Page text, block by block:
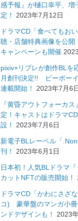
感予報』が樋口幸平、
定！
2023年7月12日
ドラマCD「食べてもお
聴・店舗特典画像を公開
キャンペーンも開催
pixiv×リブレが創作BLを
月創刊決定!! ビーボー
連載開始！
2023年7月6
『黄昏アウトフォーカ
定！キャストはドラマ
設！
2023年7月6日
新電子BLレーベル「
刊！
2023年6月1日
日本初！人気BLドラマ
カットNFTの販売開始！
ドラマCD「かわにさざ
コ) 豪華盤のマンガ小冊
ンドデザインも！
2023